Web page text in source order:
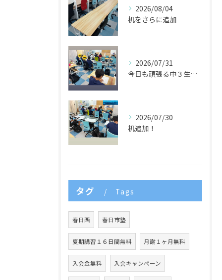
2026/08/04
机をさらに追加
2026/07/31
今日も頑張る中３生たち🌈
2026/07/30
机追加！
タグ Tags
春日西 春日市塾
夏期講習１６日間無料 月謝１ヶ月無料
入会金無料 入会キャンペーン